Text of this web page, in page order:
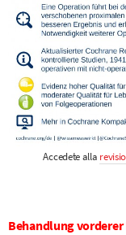
Accedete alla
Behandlung vorderer